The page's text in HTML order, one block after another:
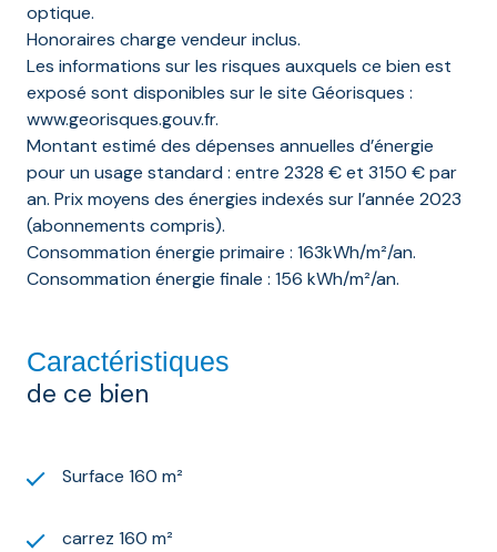
optique.
Honoraires charge vendeur inclus.
Les informations sur les risques auxquels ce bien est
exposé sont disponibles sur le site Géorisques :
www.georisques.gouv.fr.
Montant estimé des dépenses annuelles d’énergie
pour un usage standard : entre 2328 € et 3150 € par
an. Prix moyens des énergies indexés sur l’année 2023
(abonnements compris).
Consommation énergie primaire : 163kWh/m²/an.
Consommation énergie finale : 156 kWh/m²/an.
Caractéristiques
de ce bien
Surface 160 m²
carrez 160 m²